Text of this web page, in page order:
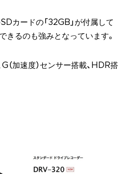
カードの「32GB」が付属して
きるのも強みとなっています。
G（加速度）センサー搭載、HDR搭